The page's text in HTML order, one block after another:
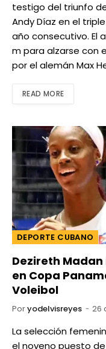
testigo del triunfo
Andy Díaz en el
año consecutivo. El
m para alzarse con
por el alemán Max
READ MORE
DEPORTE CUBANO
Dezireth
en Copa
Voleibol
Poryodelvisreyes 26
La selección
el noveno puesto